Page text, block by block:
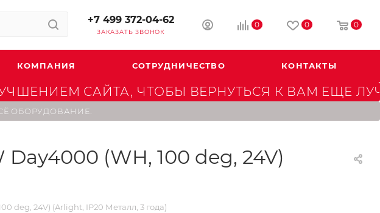
+7 499 372-04-62
ЗАКАЗАТЬ ЗВОНОК
0 0 0
КОМПАНИЯ СОТРУДНИЧЕСТВО КОНТАКТЫ
САЙТА, ЧТОБЫ ВЕРНУТЬСЯ К ВАМ ЕЩЕ
ОБОРУДОВАНИЕ.
(WH, 100 deg, 24V)
deg, 24V) (Arlight, IP20 Металл, 3 года)